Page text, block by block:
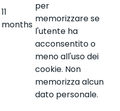
11
months
per
memorizzare se
l'utente ha
acconsentito o
meno all'uso dei
cookie. Non
memorizza alcun
dato personale.